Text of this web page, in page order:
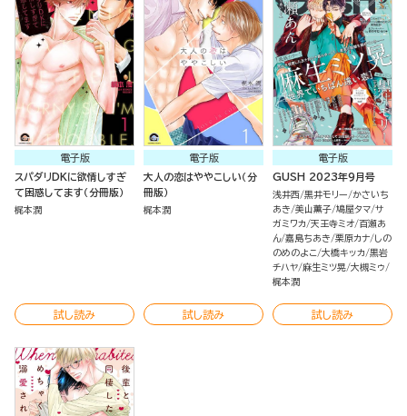
電子版
スパダリDKに欲情しすぎ
て困惑してます（分冊版）
梶本潤
試し読み
電子版
大人の恋はややこしい（分
冊版）
梶本潤
試し読み
電子版
GUSH 2023年9月号
浅井西 黒井モリー
かさいち
あき 美山薫子 鳩屋タマ サ
ガミワカ 天王寺ミオ 百瀬あ
ん 嘉島ちあき 栗原カナ しの
のめのよこ 大橋キッカ 黒岩
チハヤ 麻生ミツ晃 大槻ミゥ
梶本潤
試し読み